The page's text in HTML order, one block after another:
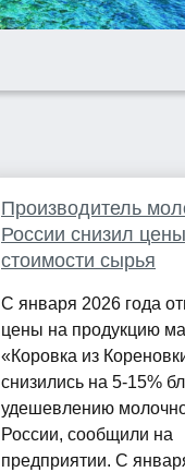
Производитель
России снизил
стоимости сырья
С января 2026 года
цены на продукцию
«Коровка из
снизились на 5-15%
удешевлению
России, сообщили на
предприятии. С